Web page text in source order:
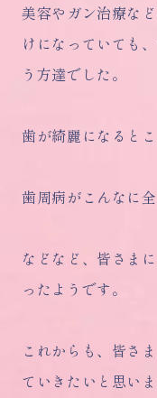
美容やガン治療な
けになっていても
う方達でした。
歯が綺麗になると
歯周病がこんなに
などなど、皆さま
ったようです。
これからも、皆さ
ていきたいと思い